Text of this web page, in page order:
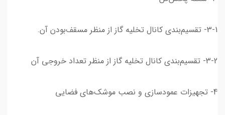
3-1- تقسیم‌بندی کانال تخلیه گاز از منظر مسقف‌بودن آن.
3-2- تقسیم‌بندی کانال تخلیه گاز از منظر تعداد خروجی آن
4- تجهیزات عمودسازی و نصب موشک‌های فضایی